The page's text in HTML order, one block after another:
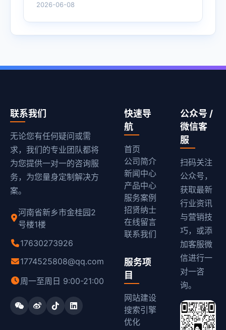
2026-06-08
联系我们
无论您有任何疑问或需
求，我们的专业团队都将
为您提供一对一的咨询服
务，为您量身定制解决方
案。
河南省新乡市金桂园2
号楼1楼
17630273926
1774525808@qq.com
周一至周日 9:00-21:00
快速导
航
首页
公司简介
新闻中心
产品中心
服务案例
招贤纳士
在线留言
联系我们
服务项
目
网站建设
搜索引擎
优化
公众号 /
微信客
服
扫码关注
公众号，
获取最新
行业资讯
与营销技
巧，或添
加客服微
信进行一
对一咨
询。